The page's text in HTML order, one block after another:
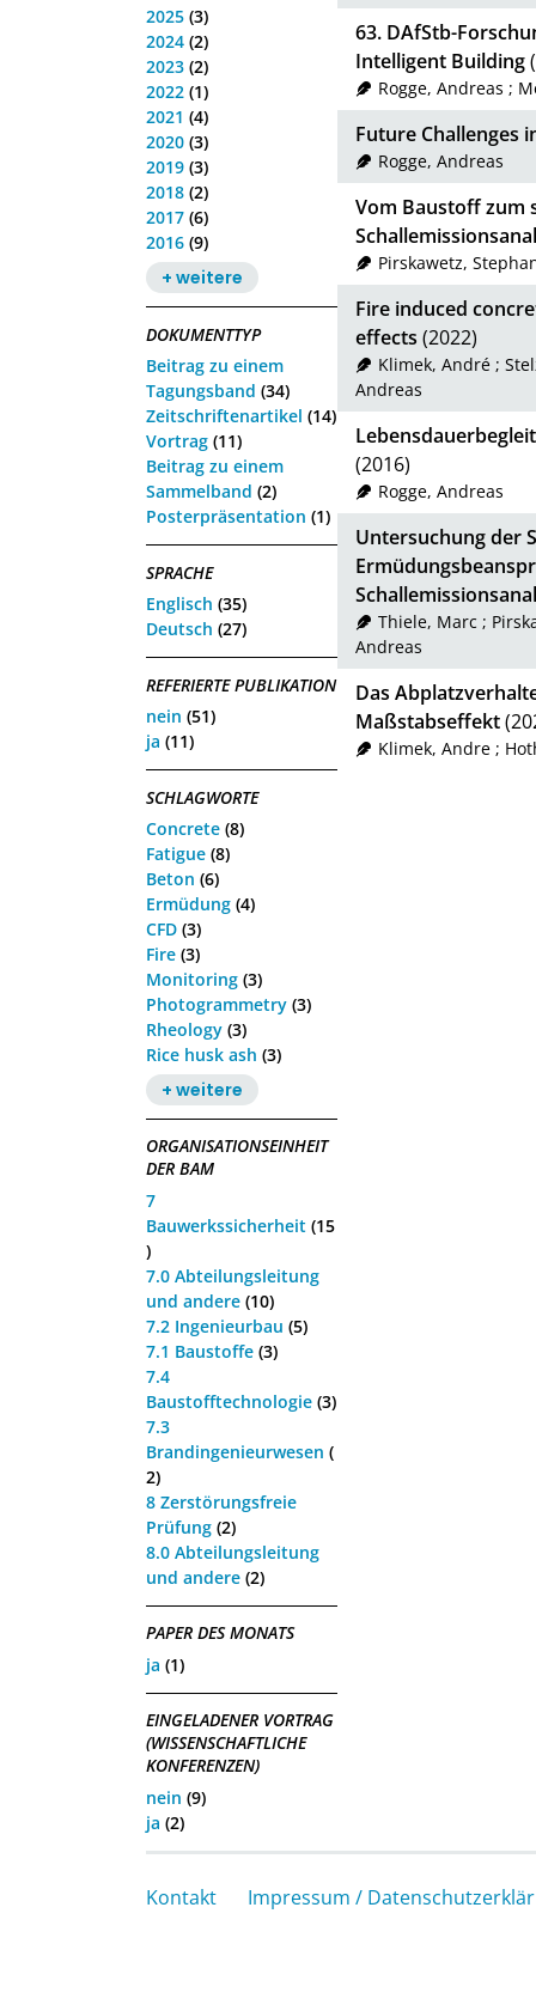
2025 (3)
2024 (2)
2023 (2)
2022 (1)
2021 (4)
2020 (3)
2019 (3)
2018 (2)
2017 (6)
2016 (9)
+ weitere
DOKUMENTTYP
Beitrag zu einem
Tagungsband (34)
Zeitschriftenartikel (14)
Vortrag (11)
Beitrag zu einem
Sammelband (2)
Posterpräsentation (1)
SPRACHE
Englisch (35)
Deutsch (27)
REFERIERTE PUBLIKATION
nein (51)
ja (11)
SCHLAGWORTE
Concrete (8)
Fatigue (8)
Beton (6)
Ermüdung (4)
CFD (3)
Fire (3)
Monitoring (3)
Photogrammetry (3)
Rheology (3)
Rice husk ash (3)
+ weitere
ORGANISATIONSEINHEIT
DER BAM
7
Bauwerkssicherheit (15
)
7.0 Abteilungsleitung
und andere (10)
7.2 Ingenieurbau (5)
7.1 Baustoffe (3)
7.4
Baustofftechnologie (3)
7.3
Brandingenieurwesen (
2)
8 Zerstörungsfreie
Prüfung (2)
8.0 Abteilungsleitung
und andere (2)
PAPER DES MONATS
ja (1)
EINGELADENER VORTRAG
(WISSENSCHAFTLICHE
KONFERENZEN)
nein (9)
ja (2)
63. DAfStb-
Intelligent Building
Rogge, Andreas ;
Future Challenges
Rogge, Andreas
Vom Baustoff zum
Pirskawetz,
Fire induced
effects (2022)
Klimek, André;
Andreas
(2016)
Rogge, Andreas
Untersuchung der
Thiele, Marc ;
Andreas
Das
Maßstabseffekt
Klimek, Andre;
Kontakt Impressum /